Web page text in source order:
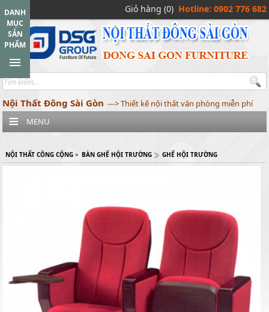
Giỏ hàng (0) Hotline: 0902 776 682
Nội Thất Đông Sài Gòn ---> Thiết kế nội thất văn phòng miễn phí
DANH
MỤC
SẢN
PHẨM
MENU
NỘI THẤT CÔNG CỘNG > BÀN GHẾ HỘI TRƯỜNG GHẾ HỘI TRƯỜNG